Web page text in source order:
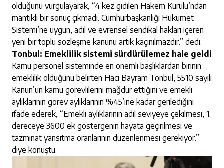
olduğunu vurgulayarak, “4 kez gidilen Hakem Kurulu’ndan
mantıklı bir sonuç çıkmadı. Cumhurbaşkanlığı Hükümet
Sistemi’ne uygun, adil ve evrensel sendikal hakları içeren
yeni bir toplu sözleşme kanunu artık kaçınılmazdır.” dedi.
Tonbul: Emeklilik sistemi sürdürülemez hale geldi
Kamu personel sisteminde en önemli başlıklardan birinin
emeklilik olduğunu belirten Hacı Bayram Tonbul, 5510 sayılı
Kanun’un kamu görevlilerini mağdur ettiğini ve emekli
aylıklarının görev aylıklarının %45’ine kadar gerilediğini
ifade ederek, “Emekli aylıklarının adil seviyeye çekilmesi, 1.
dereceye 3600 ek göstergenin hayata geçirilmesi ve
tazminat yansıtma oranlarının düzenlenmesi gerekiyor.”
diye konuştu.